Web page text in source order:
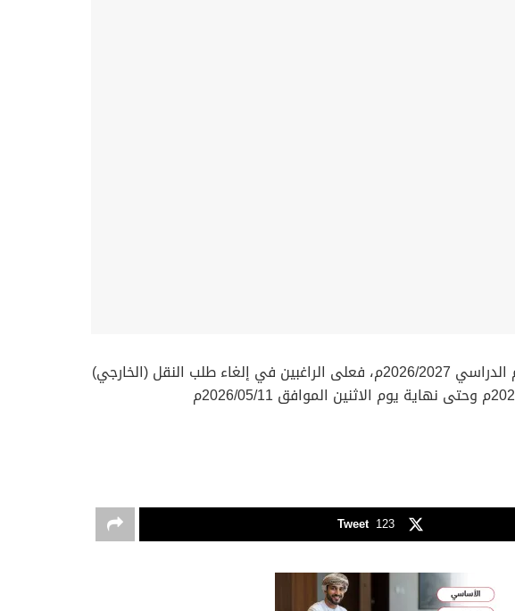
أعلنت وزارة التعليم عن فتح صلاحية إلغاء طلب النقل (الخارجي) للهيئة التعليمية من العُمانيين للعام الدراسي 2026/2027م، فعلى الراغبين في إلغاء طلب النقل (الخارجي)
Tweet 123